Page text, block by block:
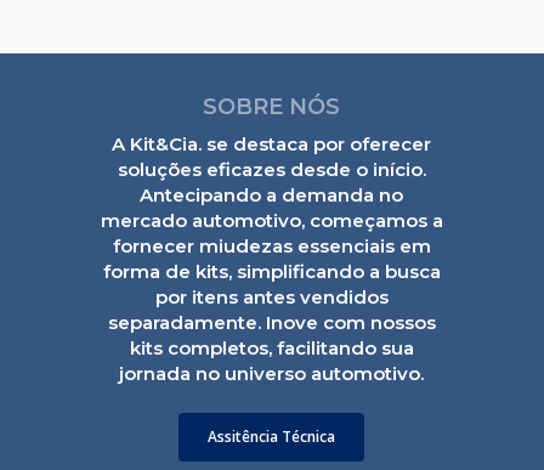
SOBRE NÓS
A Kit&Cia. se destaca por oferecer
soluções eficazes desde o início.
Antecipando a demanda no
mercado automotivo, começamos a
fornecer miudezas essenciais em
forma de kits, simplificando a busca
por itens antes vendidos
separadamente. Inove com nossos
kits completos, facilitando sua
jornada no universo automotivo.
Assitência Técnica